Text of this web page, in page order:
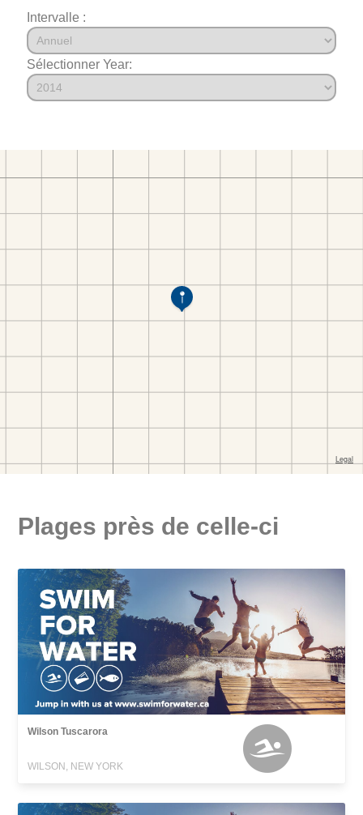
Intervalle :
Sélectionner Year:
Plages près de celle-ci
Wilson Tuscarora
WILSON, NEW YORK